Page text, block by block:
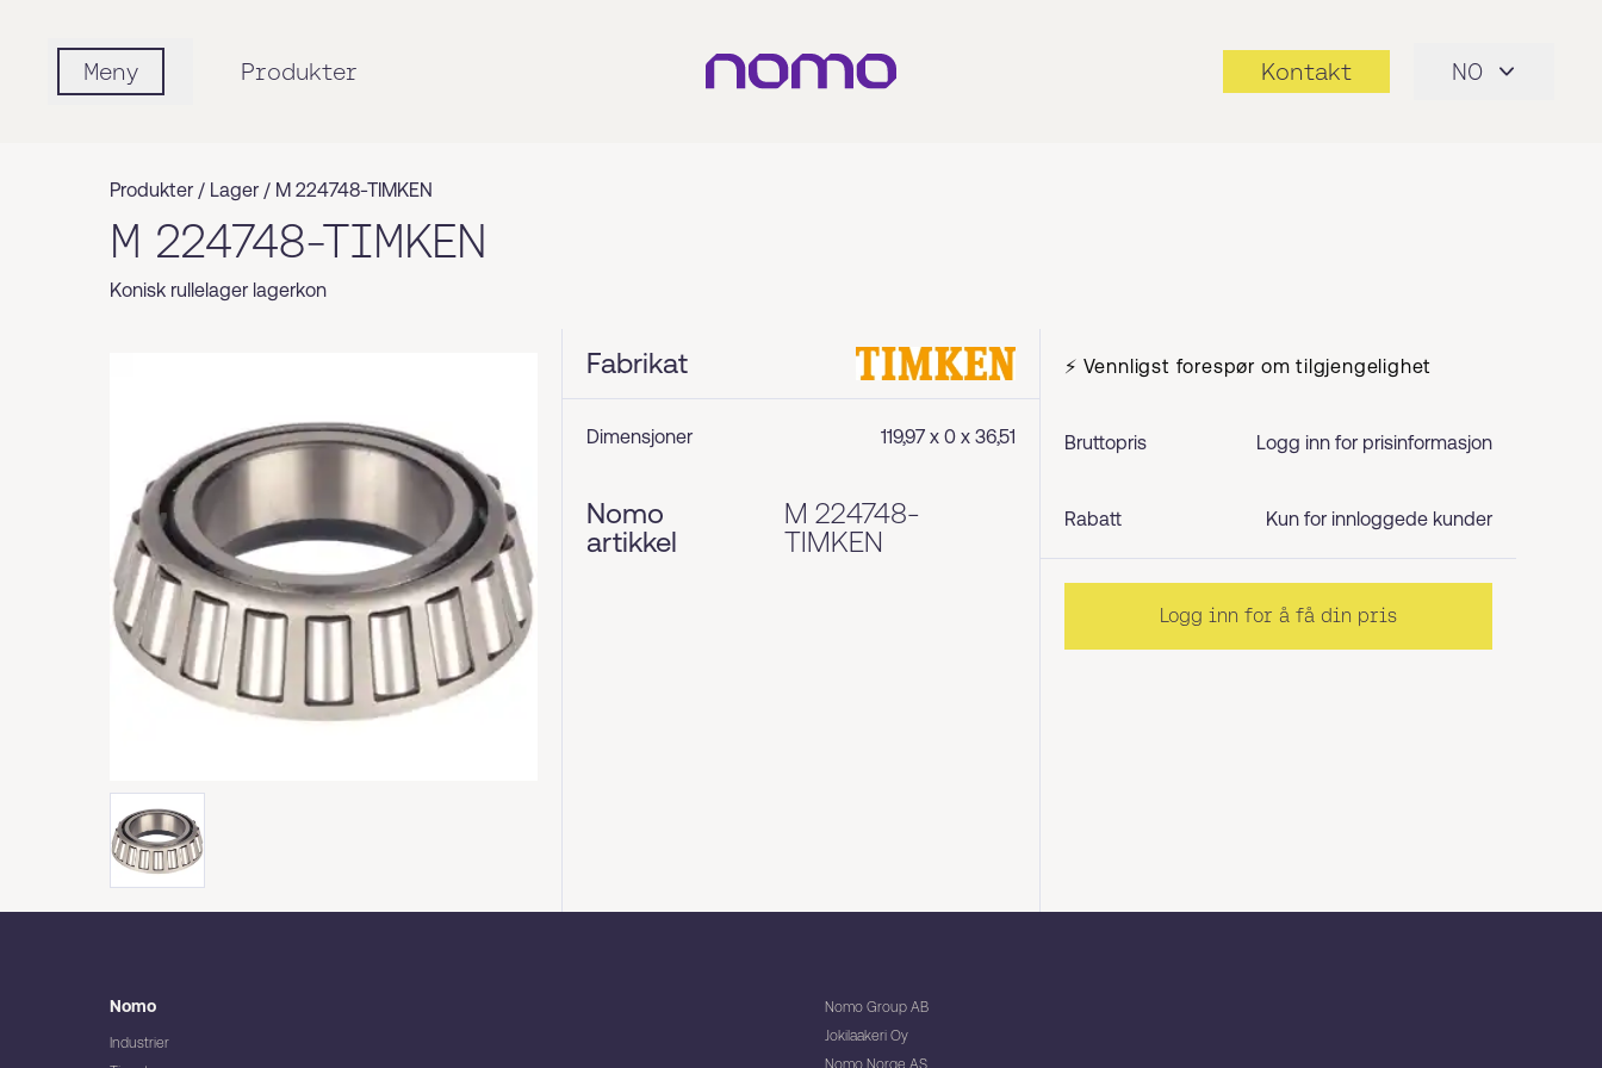
Meny Produkter Kontakt NO
Produkter / Lager / M 224748-TIMKEN
M 224748-TIMKEN
Konisk rullelager lagerkon
Fabrikat
Dimensjoner 119,97 x 0 x 36,51
Nomo
artikkel
M 224748-
TIMKEN
⚡ Vennligst forespør om tilgjengelighet
Bruttopris Logg inn for prisinformasjon
Rabatt Kun for innloggede kunder
Logg inn for å få din pris
Nomo
Industrier
Nomo Group AB
Jokilaakeri Oy
Nomo Norge AS